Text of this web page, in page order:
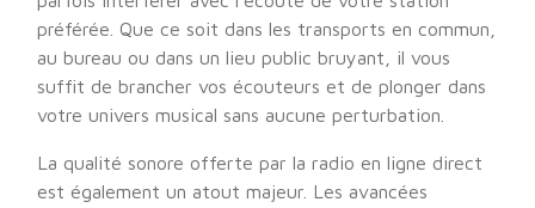
préférée. Que ce soit dans les transports en commun,
au bureau ou dans un lieu public bruyant, il vous
suffit de brancher vos écouteurs et de plonger dans
votre univers musical sans aucune perturbation.
La qualité sonore offerte par la radio en ligne direct
est également un atout majeur. Les avancées